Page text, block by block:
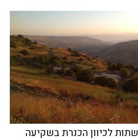
לכיוון הכנרת בשקיעה